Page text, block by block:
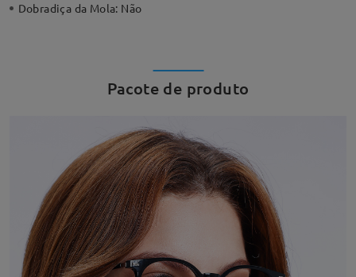
Dobradiça da Mola: Não
Pacote de produto